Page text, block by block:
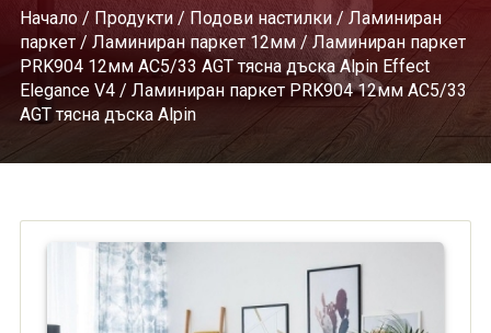
Начало/ Продукти/ Подови настилки/ Ламиниран
паркет/ Ламиниран паркет 12мм/ Ламиниран паркет
PRK904 12мм AC5/33 AGT тясна дъска Alpin Effect
Elegance V4/ Ламиниран паркет PRK904 12мм AC5/33
AGT тясна дъска Alpin